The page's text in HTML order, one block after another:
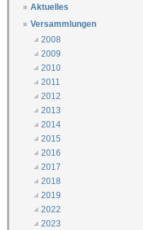
Aktuelles
Versammlungen
2008
2009
2010
2011
2012
2013
2014
2015
2016
2017
2018
2019
2022
2023